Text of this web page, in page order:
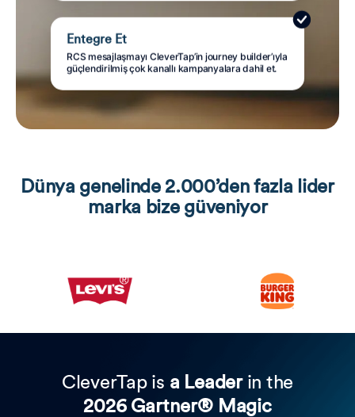
Entegre Et
RCS mesajlaşmayı CleverTap’in journey builder’ıyla
güçlendirilmiş çok kanallı kampanyalara dahil et.
Dünya genelinde 2.000’den fazla lider
marka bize güveniyor
CleverTap is a Leaderin the
2026 Gartner® Magic